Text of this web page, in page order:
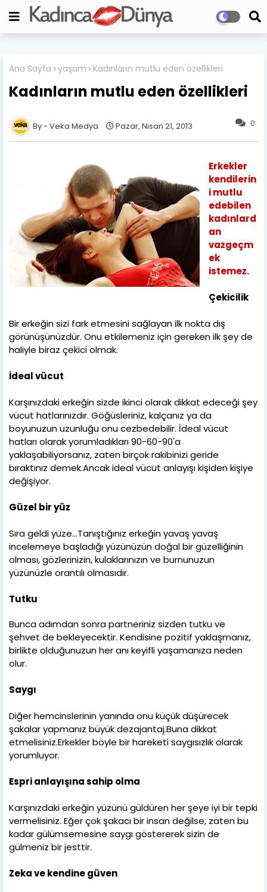
Ana Sayfa yaşam Kadınların mutlu eden özellikleri
Kadınların mutlu eden özellikleri
0
Veka Medya Pazar, Nisan 21, 2013
Erkekler
kendilerin
i mutlu
edebilen
kadınlard
an
vazgeçm
ek
istemez.
Çekicilik
Bir erkeğin sizi fark etmesini sağlayan ilk nokta dış
görünüşünüzdür. Onu etkilemeniz için gereken ilk şey de
haliyle biraz çekici olmak.
İdeal vücut
Karşınızdaki erkeğin sizde ikinci olarak dikkat edeceği şey
vücut hatlarınızdır. Göğüsleriniz, kalçanız ya da
boyunuzun uzunluğu onu cezbedebilir. İdeal vücut
hatları olarak yorumladıkları 90-60-90'a
yaklaşabiliyorsanız, zaten birçok rakibinizi geride
bıraktınız demek.Ancak ideal vücut anlayışı kişiden kişiye
değişiyor.
Güzel bir yüz
Sıra geldi yüze...Tanıştığınız erkeğin yavaş yavaş
incelemeye başladığı yüzünüzün doğal bir güzelliğinin
olması, gözlerinizin, kulaklarınızın ve burnunuzun
yüzünüzle orantılı olmasıdır.
Tutku
Bunca adımdan sonra partneriniz sizden tutku ve
şehvet de bekleyecektir. Kendisine pozitif yaklaşmanız,
birlikte olduğunuzun her anı keyifli yaşamanıza neden
olur.
Saygı
Diğer hemcinslerinin yanında onu küçük düşürecek
şakalar yapmanız büyük dezajantaj.Buna dikkat
etmelisiniz.Erkekler böyle bir hareketi saygısızlık olarak
yorumluyor.
Espri anlayışına sahip olma
Karşınızdaki erkeğin yüzünü güldüren her şeye iyi bir tepki
vermelisiniz. Eğer çok şakacı bir insan değilse, zaten bu
kadar gülümsemesine saygı göstererek sizin de
gülmeniz bir jesttir.
Zeka ve kendine güven